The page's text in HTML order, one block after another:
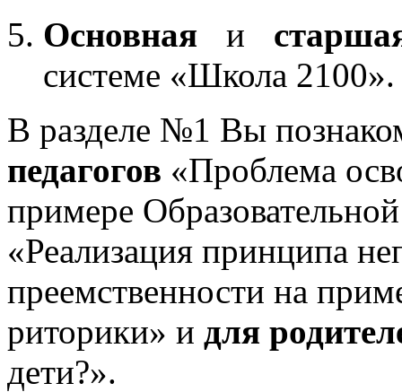
Основная и
системе «Школа 2100».
В разделе №1 Вы
педагогов «Проблема
примере
«Реализация принципа
преемственности на
риторики» и для
дети?».